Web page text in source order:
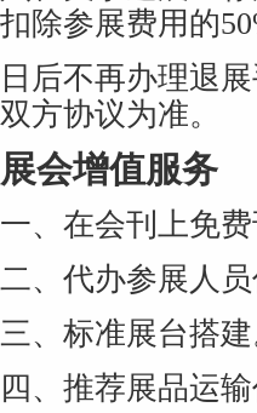
扣除参展费用的
日后不再办理退
双方协议为准。
展会增值服务
一、在会刊上免
二、代办参展人员
三、标准展台搭建
四、推荐展品运输